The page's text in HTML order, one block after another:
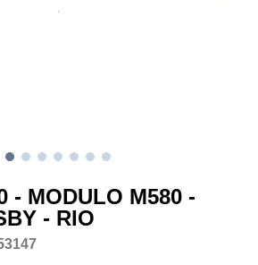
- MODULO M580 -
- RIO